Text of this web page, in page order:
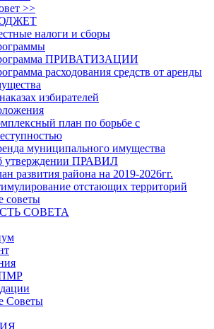
>>
налоги и сборы
ПРИВАТИЗАЦИИ
расходования средств от аренды
избирателей
план по борьбе с
муниципального имущества
утверждении ПРАВИЛ
развития района на 2019-2026гг.
отстающих территорий
советы
СОВЕТА
ПМР
Советы